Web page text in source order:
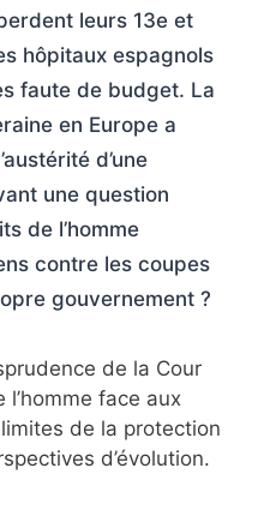
leurs 13e et
hôpitaux espagnols
faute de budget. La
en Europe a
d’une
une question
de l’homme
contre les coupes
gouvernement ?
de la Cour
face aux
de la protection
d’évolution.